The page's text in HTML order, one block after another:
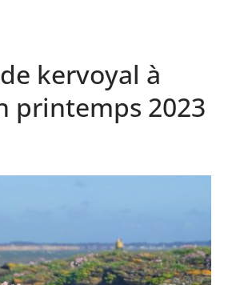
kervoyal à
printemps 2023